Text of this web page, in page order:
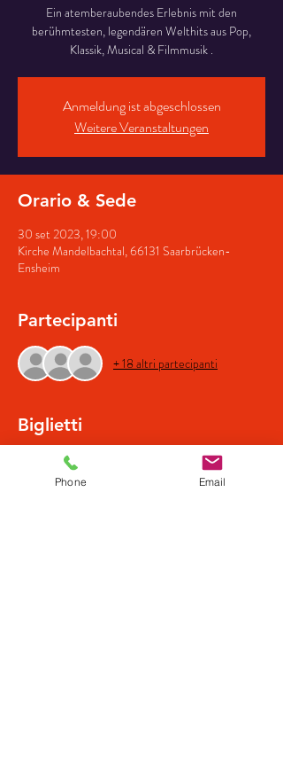
Ein atemberaubendes Erlebnis mit den
berühmtesten, legendären Welthits aus Pop,
Klassik, Musical & Filmmusik .
Anmeldung ist abgeschlossen
Weitere Veranstaltungen
Orario & Sede
30 set 2023, 19:00
Kirche Mandelbachtal, 66131 Saarbrücken-
Ensheim
Partecipanti
+ 18 altri partecipanti
Biglietti
Vendita terminata
Phone Email